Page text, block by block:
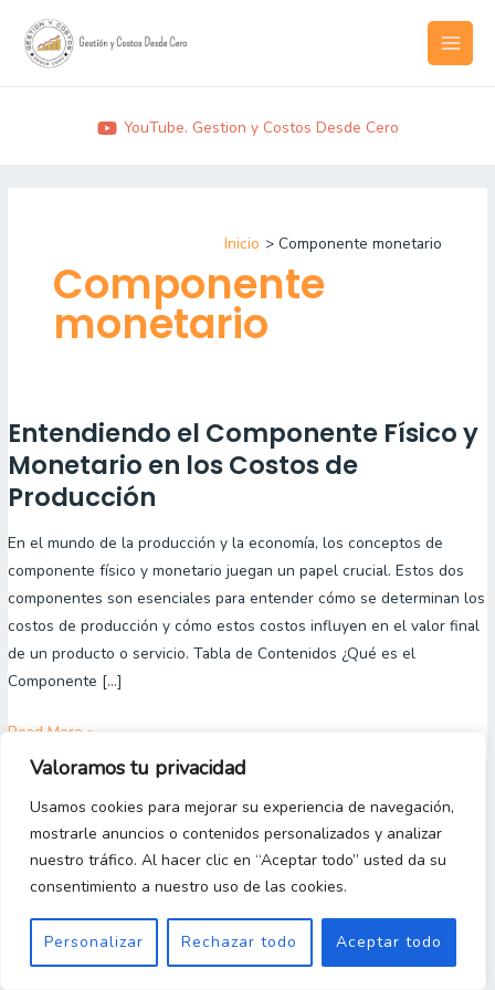
Valoramos tu privacidad
Usamos cookies para mejorar su experiencia de navegación,
mostrarle anuncios o contenidos personalizados y analizar
nuestro tráfico. Al hacer clic en “Aceptar todo” usted da su
consentimiento a nuestro uso de las cookies.
Personalizar Rechazar todo Aceptar todo
contenido
YouTube. Gestion y Costos Desde Cero
Inicio Componente monetario
Componente
monetario
Entendiendo el Componente Físico y
Monetario en los Costos de
Producción
En el mundo de la producción y la economía, los conceptos de
componente físico y monetario juegan un papel crucial. Estos dos
componentes son esenciales para entender cómo se determinan los
costos de producción y cómo estos costos influyen en el valor final
de un producto o servicio. Tabla de Contenidos ¿Qué es el
Componente […]
Entendiendo
el
Componente
y
Monetario
en
los
Costos
de
Read More »